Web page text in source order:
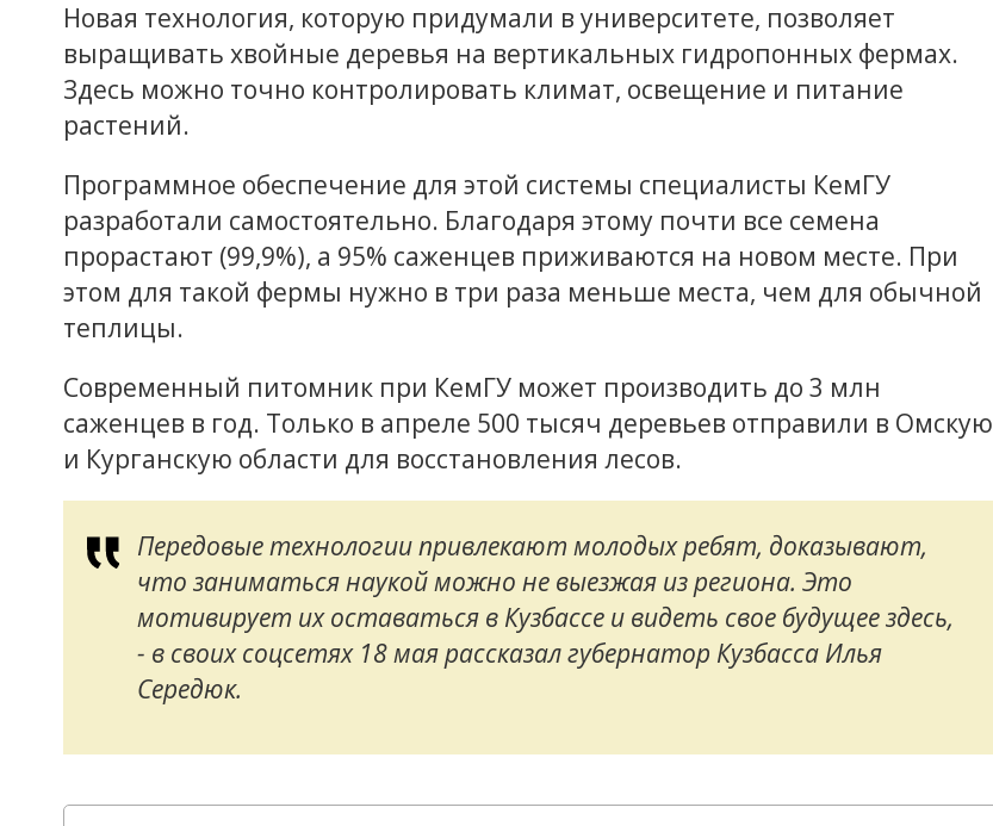
Новая технология, которую придумали в университете, позволяет
выращивать хвойные деревья на вертикальных гидропонных фермах.
Здесь можно точно контролировать климат, освещение и питание
растений.
Программное обеспечение для этой системы специалисты КемГУ
разработали самостоятельно. Благодаря этому почти все семена
прорастают (99,9%), а 95% саженцев приживаются на новом месте. При
этом для такой фермы нужно в три раза меньше места, чем для обычной
теплицы.
Современный питомник при КемГУ может производить до 3 млн
саженцев в год. Только в апреле 500 тысяч деревьев отправили в Омскую
и Курганскую области для восстановления лесов.
Передовые технологии привлекают молодых ребят, доказывают,
что заниматься наукой можно не выезжая из региона. Это
мотивирует их оставаться в Кузбассе и видеть свое будущее здесь,
- в своих соцсетях 18 мая рассказал губернатор Кузбасса Илья
Середюк.